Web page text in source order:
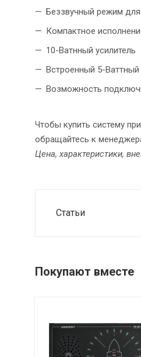
Беззвучный режим
Компактное
10-Ватнный усилитель
Встроенный 5-Ваттный
Возможность
Чтобы купить систему
обращайтесь к
Цена, характеристики,
Статьи
Покупают вместе
встроенного
громкоговорителя
5 Вт